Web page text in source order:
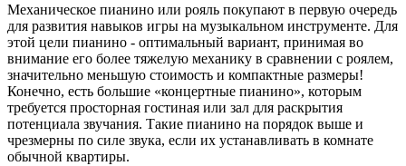
Механическое пианино или рояль покупают в первую очередь
для развития навыков игры на музыкальном инструменте. Для
этой цели пианино - оптимальный вариант, принимая во
внимание его более тяжелую механику в сравнении с роялем,
значительно меньшую стоимость и компактные размеры!
Конечно, есть большие «концертные пианино», которым
требуется просторная гостиная или зал для раскрытия
потенциала звучания. Такие пианино на порядок выше и
чрезмерны по силе звука, если их устанавливать в комнате
обычной квартиры.